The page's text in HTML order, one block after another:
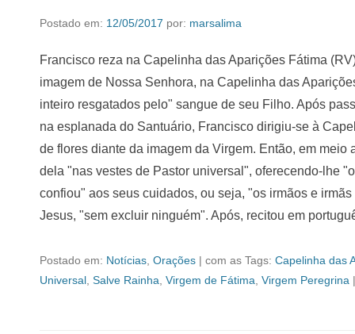
Postado em: 12/05/2017 por: marsalima
Francisco reza na Capelinha das Aparições Fátima
imagem de Nossa Senhora, na Capelinha das
inteiro resgatados pelo" sangue de seu Filho. Após
na esplanada do Santuário, Francisco dirigiu-se à
de flores diante da imagem da Virgem. Então, em
dela "nas vestes de Pastor universal", oferecendo-lhe
confiou" aos seus cuidados, ou seja, "os irmãos e
Jesus, "sem excluir ninguém". Após, recitou em
Postado em: Notícias Orações | com as Tags: Capelinha das
Universal Salve Rainha Virgem de Fátima Virgem Peregrina